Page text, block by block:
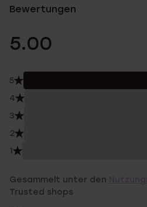
Bewertungen
5.00
5
4
3
2
1
Gesammelt unter den
Trusted shops